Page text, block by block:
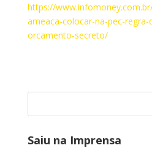
https://
ameaca-colocar-na-pec-
orcamento-secreto/
Saiu na Imprensa